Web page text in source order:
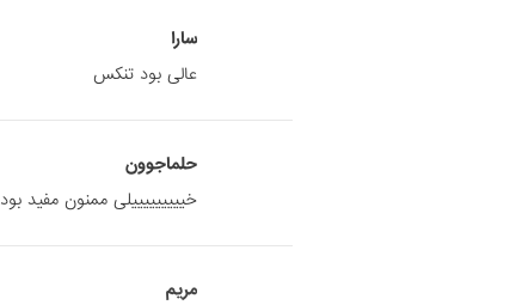
سارا
عالی بود تنکس
حلماجوون
خیییییییییلی ممنون مفید بود
مریم